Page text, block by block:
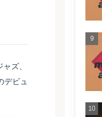
ズ、
デビュ